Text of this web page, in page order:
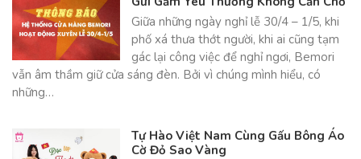
Giữa những ngày nghỉ lễ 30/4 – 1/5, khi
phố xá thưa thớt người, khi ai cũng tạm
gác lại công việc để nghỉ ngơi, Bemori
vẫn âm thầm giữ cửa sáng đèn. Bởi vì chúng mình hiểu, có
những…
Tự Hào Việt Nam Cùng Gấu Bông Áo
Cờ Đỏ Sao Vàng